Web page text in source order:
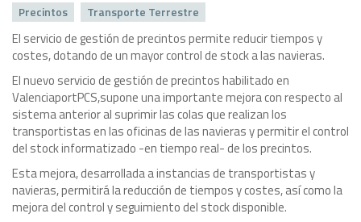
Precintos Transporte Terrestre
El servicio de gestión de precintos permite reducir tiempos y
costes, dotando de un mayor control de stock a las navieras.
El nuevo servicio de gestión de precintos habilitado en
ValenciaportPCS,supone una importante mejora con respecto al
sistema anterior al suprimir las colas que realizan los
transportistas en las oficinas de las navieras y permitir el control
del stock informatizado -en tiempo real- de los precintos.
Esta mejora, desarrollada a instancias de transportistas y
navieras, permitirá la reducción de tiempos y costes, así como la
mejora del control y seguimiento del stock disponible.